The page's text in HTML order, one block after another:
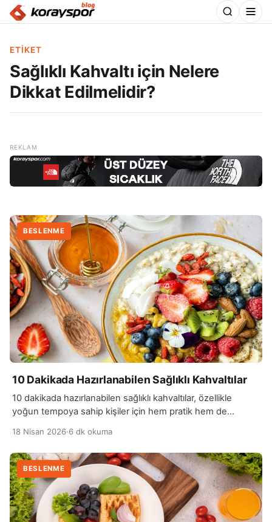
ETIKET
Sağlıklı Kahvaltı için Nelere
Dikkat Edilmelidir?
BESLENME
10 Dakikada Hazırlanabilen Sağlıklı Kahvaltılar
10 dakikada hazırlanabilen sağlıklı kahvaltılar, özellikle
yoğun tempoya sahip kişiler için hem pratik hem de
vakit geçirmek istemeyenler, hızlı hazırlanabilen ama
vücudu gün boyu enerjik tutacak seçeneklere yönelmelidir.
Bu tür kahvaltılar, günün ilk öğünü olduğu için
metabolizmanın sağlıklı bir şekilde çalışmasına da katkı
sağlar. Yulaf ezmesi, yoğurt, […]
18 Nisan 2026·6 dk okuma
BESLENME